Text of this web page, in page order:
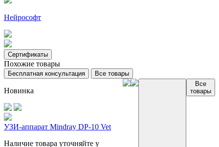
Нейрософт
Сертификаты
Похожие товары
Бесплатная консультация Все товары
Новинка
УЗИ-аппарат Mindray DP-10 Vet
Наличие товара уточняйте у
Все
товары